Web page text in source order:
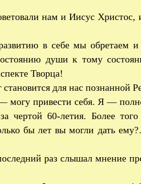
нам и Иисус
в себе мы обретаем
души к тому
Творца!
для нас познанной
могу привести себя. Я —
чертой 60-летия. Более
бы лет вы могли дать
раз слышал мнение